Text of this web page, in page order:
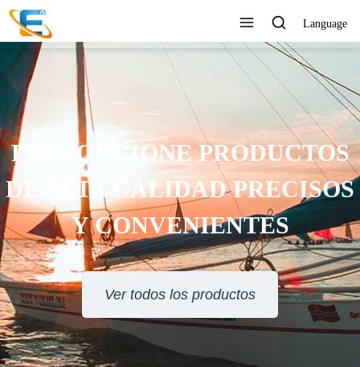
Language
AL CLIENTE 24
HORAS EN LÍNEA
Ver todos los productos